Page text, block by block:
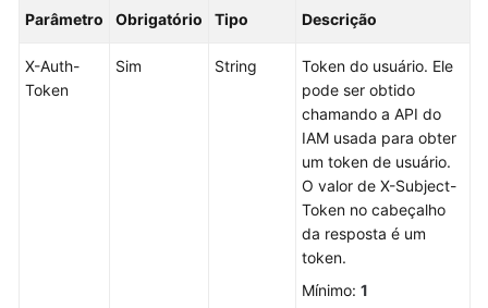
Criação
um
Parâmetro Obrigatório Tipo Descrição
X-Auth-
Token
Sim String
Token do usuário. Ele
pode ser obtido
chamando a API do
IAM usada para obter
um token de usuário.
O valor de X-Subject-
Token no cabeçalho
da resposta é um
token.
Mínimo: 1